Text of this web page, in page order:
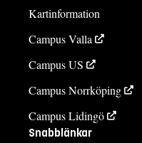
Kartinformation
Campus Valla
Campus US
Campus Norrköping
Campus Lidingö
Snabblänkar